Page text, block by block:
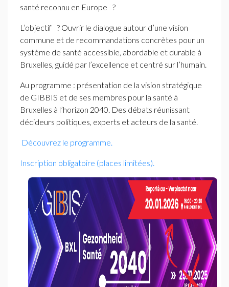
santé reconnu en Europe ?
L’objectif ? Ouvrir le dialogue autour d’une vision
commune et de recommandations concrètes pour un
système de santé accessible, abordable et durable à
Bruxelles, guidé par l’excellence et centré sur l’humain.
Au programme : présentation de la vision stratégique
de GIBBIS et de ses membres pour la santé à
Bruxelles à l’horizon 2040. Des débats réunissant
décideurs politiques, experts et acteurs de la santé.
Découvrez le programme.
Inscription obligatoire (places limitées).